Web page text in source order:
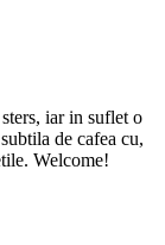
iar in suflet o
de cafea cu,
Welcome!